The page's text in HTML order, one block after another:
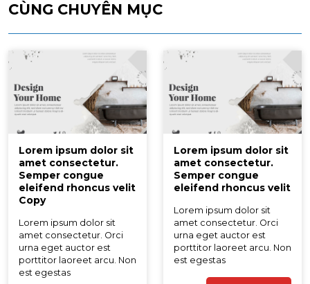
CÙNG CHUYÊN MỤC
Lorem ipsum dolor sit
amet consectetur.
Semper congue
eleifend rhoncus velit
Copy
Lorem ipsum dolor sit
amet consectetur. Orci
urna eget auctor est
porttitor laoreet arcu. Non
est egestas
Lorem ipsum dolor sit
amet consectetur.
Semper congue
eleifend rhoncus velit
Lorem ipsum dolor sit
amet consectetur. Orci
urna eget auctor est
porttitor laoreet arcu. Non
est egestas